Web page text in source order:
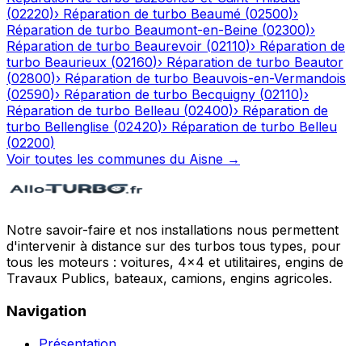
(02220)› Réparation de turbo Beaumé (02500)›
Réparation de turbo Beaumont-en-Beine (02300)›
Réparation de turbo Beaurevoir (02110)› Réparation de
turbo Beaurieux (02160)› Réparation de turbo Beautor
(02800)› Réparation de turbo Beauvois-en-Vermandois
(02590)› Réparation de turbo Becquigny (02110)›
Réparation de turbo Belleau (02400)› Réparation de
turbo Bellenglise (02420)› Réparation de turbo Belleu
(02200)
Voir toutes les communes du Aisne →
Notre savoir-faire et nos installations nous permettent
d'intervenir à distance sur des turbos tous types, pour
tous les moteurs : voitures, 4x4 et utilitaires, engins de
Travaux Publics, bateaux, camions, engins agricoles.
Navigation